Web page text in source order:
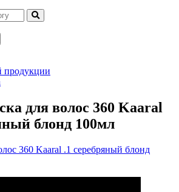
продукции
для волос 360 Kaaral
блонд 100мл